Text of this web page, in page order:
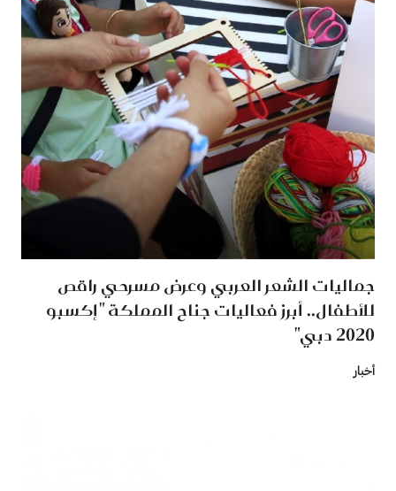
جماليات الشعر العربي وعرض مسرحي راقص
للأطفال.. أبرز فعاليات جناح المملكة "إكسبو
2020 دبي"
أخبار